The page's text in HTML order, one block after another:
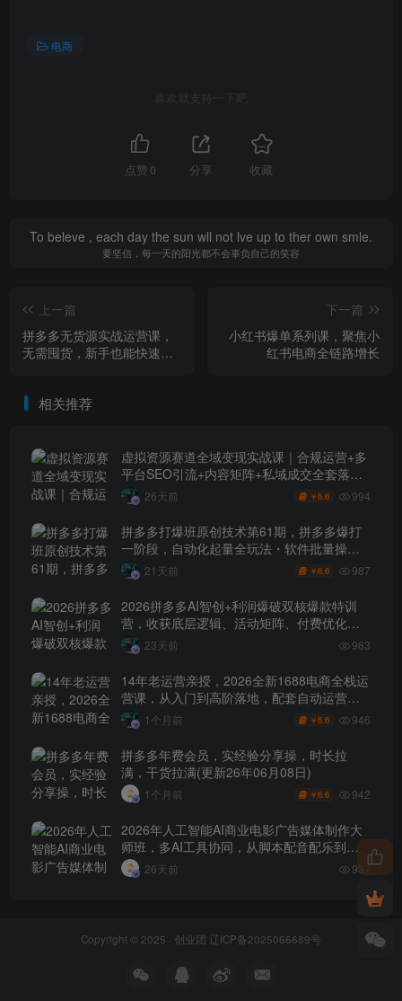
电商
喜欢就支持一下吧
点赞 0 分享 收藏
To beleve , each day the sun wll not lve up to ther own smle.
要坚信，每一天的阳光都不会辜负自己的笑容
上一篇
拼多多无货源实战运营课，
无需囤货，新手也能快速上
下一篇
小红书爆单系列课，聚焦小
红书电商全链路增长
相关推荐
虚拟资源赛道全域变现实战课｜合规运营+多
平台SEO引流+内容矩阵+私域成交全套落地
玩法26天前 ￥6.6 994
拼多多打爆班原创技术第61期，拼多多爆打
一阶段，自动化起量全玩法・软件批量操
作・投产优化・大促矩阵实战课
21天前 ￥6.6 987
2026拼多多AI智创+利润爆破双核爆款特训
营，收获底层逻辑、活动矩阵、付费优化、
0-1打爆SOP
23天前 963
14年老运营亲授，2026全新1688电商全栈运
营课，从入门到高阶落地，配套自动运营表
+工具包+直播诊断等
1个月前 ￥6.6 946
拼多多年费会员，实经验分享操，时长拉
满，干货拉满(更新26年06月08日)
1个月前 ￥6.6 942
2026年人工智能AI商业电影广告媒体制作大
师班，多AI工具协同，从脚本配音配乐到电
影级短片、品牌广告全流程实战（中英字
幕）
26天前 937
Copyright © 2025 · 创业团 辽ICP备2025066689号